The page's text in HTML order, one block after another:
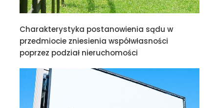
Charakterystyka postanowienia sądu w
przedmiocie zniesienia współwłasności
poprzez podział nieruchomości